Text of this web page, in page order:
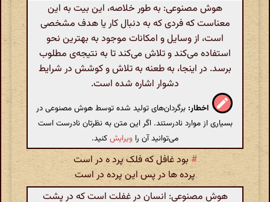
هوش مصنوعی: به طور خلاصه، این بیت به این
معناست که فردی که به دنبال کار یا هدف مشخصی
است، از وسایل و امکانات موجود به بهترین نحو
استفاده می‌کند و تلاش می‌کند تا به نتیجه‌ی مطلوب
برسد. در اینجا، به طعنه به تلاش و کوشش در شرایط
دشوار اشاره شده است.
اخطار: برگردان‌های تولید شده توسط هوش مصنوعی در
بسیاری از موارد نادرستند. اگر این متن به نظرتان نادرست است
می‌توانید آن را ویرایشکنید.
# بود غافل که فلک پرد ه در است
پرده ها در پس این پرده در است
هوش مصنوعی: انسان در غفلت است که در پشت